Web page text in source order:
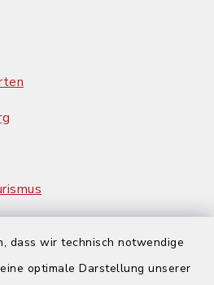
dass wir technisch notwendige
optimale Darstellung unserer